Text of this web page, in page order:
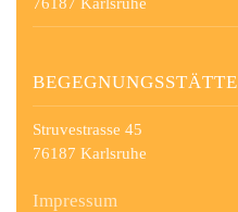
BEGEGNUNGSSTÄTTE
Struvestrasse 45
76187 Karlsruhe
Impressum